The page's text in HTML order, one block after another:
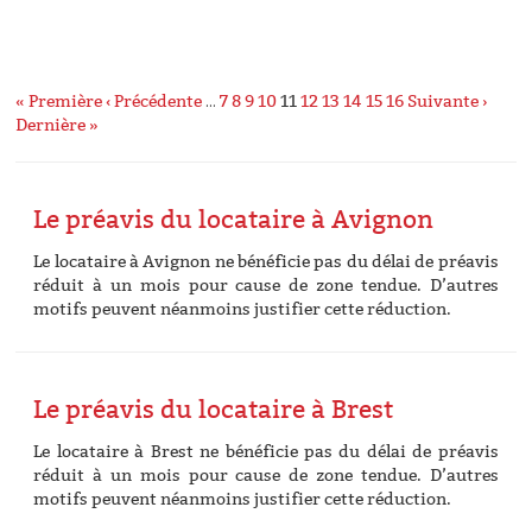
« Première ‹ Précédente … 7 8 9 10 1112 13 14 15 16 Suivante ›
Dernière »
Le préavis du locataire à Avignon
Le locataire à Avignon ne bénéficie pas du délai de préavis
réduit à un mois pour cause de zone tendue. D’autres
motifs peuvent néanmoins justifier cette réduction.
Le préavis du locataire à Brest
Le locataire à Brest ne bénéficie pas du délai de préavis
réduit à un mois pour cause de zone tendue. D’autres
motifs peuvent néanmoins justifier cette réduction.